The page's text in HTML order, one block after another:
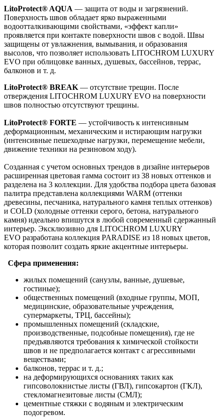
LitoProtect® AQUA — защита от воды и загрязнений.
Поверхность швов обладает ярко выраженными
водоотталкивающими свойствами, «эффект капли»
проявляется при контакте поверхности швов с водой. Швы
защищены от увлажнения, вымывания, и образования
высолов, что позволяет использовать LITOCHROM LUXURY
EVO при облицовке ванных, душевых, бассейнов, террас,
балконов и т. д.
LitoProtect® BREAK — отсутствие трещин. После
отверждения LITOCHROM LUXURY EVO на поверхности
швов полностью отсутствуют трещины.
LitoProtect® FORTE — устойчивость к интенсивным
деформационным, механическим и истирающим нагрузки
(интенсивные пешеходные нагрузки, перемещение мебели,
движение техники на резиновом ходу).
Созданная с учетом основных трендов в дизайне интерьеров
расширенная цветовая гамма состоит из 38 новых оттенков и
разделена на 3 коллекции. Для удобства подбора цвета базовая
палитра представлена коллекциями WARM (оттенки
древесины, песчаника, натурального камня теплых оттенков)
и COLD (холодные оттенки серого, бетона, натурального
камня) идеально впишутся в любой современный сдержанный
интерьер. Эксклюзивно для LITOCHROM LUXURY
EVO разработана коллекция PARADISE из 18 новых цветов,
которая позволит создать яркие акцентные интерьеры.
Сфера применения:
жилых помещений (санузлы, ванные, душевые,
гостиные);
общественных помещений (входные группы, МОП,
медицинские, образовательные учреждения,
супермаркеты, ТРЦ, бассейны);
промышленных помещений (складские,
производственные, подсобные помещения), где не
предъявляются требования к химической стойкости
швов и не предполагается контакт с агрессивными
веществами;
балконов, террас и т. д.;
на деформирующихся основаниях таких как
гипсоволокнистые листы (ГВЛ), гипсокартон (ГКЛ),
стекломагнезитовые листы (СМЛ);
цементные стяжки с водяным и электрическим
подогревом.